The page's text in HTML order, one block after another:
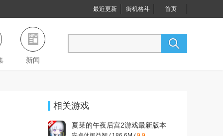
最近更新 街机格斗 首页
新闻
相关游戏
夏莱的午夜后宫2游戏最新版本
v0.1.7 正式版